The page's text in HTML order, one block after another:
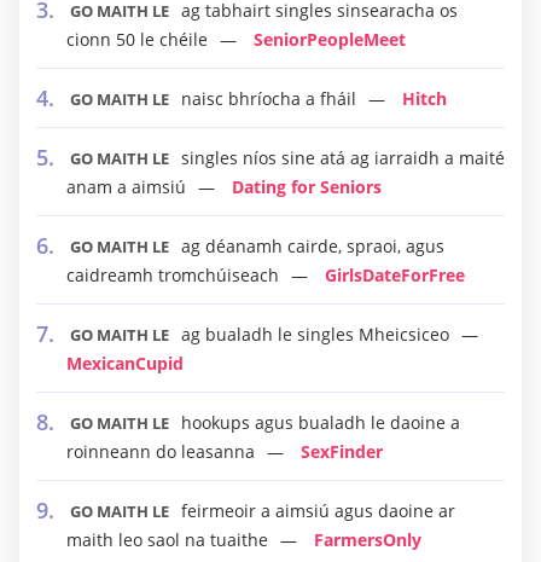
GO MAITH LE ag tabhairt singles sinsearacha os
cionn 50 le chéile
SeniorPeopleMeet
GO MAITH LE naisc bhríocha a fháil Hitch
GO MAITH LE singles níos sine atá ag iarraidh a maité
anam a aimsiú
Dating for Seniors
GO MAITH LE ag déanamh cairde, spraoi, agus
caidreamh tromchúiseach
GirlsDateForFree
GO MAITH LE ag bualadh le singles Mheicsiceo
MexicanCupid
GO MAITH LE
hookups agus bualadh le daoine a
roinneann do leasanna
SexFinder
GO MAITH LE feirmeoir a aimsiú agus daoine ar
maith leo saol na tuaithe
FarmersOnly